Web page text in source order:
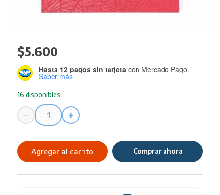
$5.600
16 disponibles
Hasta 12 pagos sin tarjeta con Mercado Pago.
Saber más
−
Cuaderno
16X21
Cuadriculado
+
Agregar al carrito Comprar ahora